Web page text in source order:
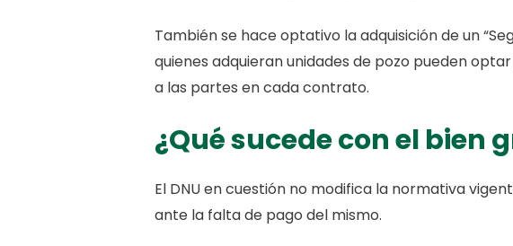
También se hace optativo la adquisición de un
quienes adquieran unidades de pozo pueden
a las partes en cada contrato.
¿Qué sucede con el bien
El DNU en cuestión no modifica la normativa
ante la falta de pago del mismo.